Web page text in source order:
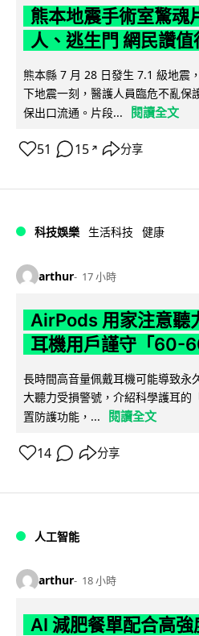
熊本地震手術室驚魂
人、逃生門 網民讚值
熊本縣 7 月 28 日發生 7.1 級地震
下地震一刻，醫護人員臨危不亂保
保出口流通。片段...
閱讀全文
51 15 ↗ 分享
科技娛樂 生活科技 健康
arthur 17 小時
AirPods 用家注意聽
耳機用戶謹守「60-
長時間高音量佩戴耳機可能導致永
大聽力受損警號，介紹科學護耳
置防護功能，...
閱讀全文
14 分享
人工智能
arthur 18 小時
AI 減肥餐單配合高